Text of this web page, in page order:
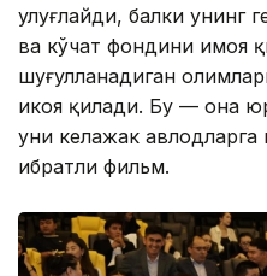
улуғлайди, балки унинг
ва кўчат фондини ҳимоя
шуғулланадиган
ҳикоя қилади. Бу — она
уни келажак
ибратли фильм.